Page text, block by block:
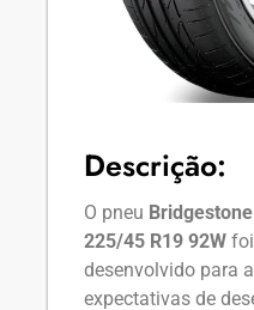
Descrição:
O pneu
225/45 R19 92W
desenvolvido para
expectativas de